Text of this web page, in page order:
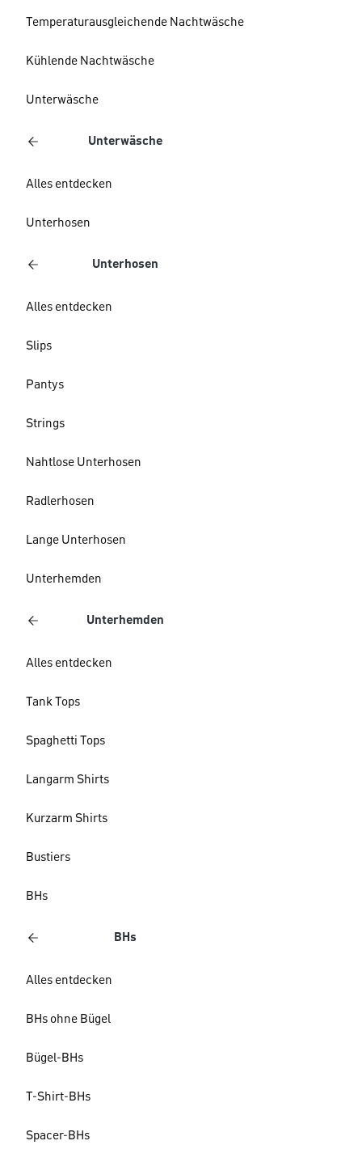
Temperaturausgleichende Nachtwäsche
Kühlende Nachtwäsche
Unterwäsche
Unterwäsche
Alles entdecken
Unterhosen
Unterhosen
Alles entdecken
Slips
Pantys
Strings
Nahtlose Unterhosen
Radlerhosen
Lange Unterhosen
Unterhemden
Unterhemden
Alles entdecken
Tank Tops
Spaghetti Tops
Langarm Shirts
Kurzarm Shirts
Bustiers
BHs
BHs
Alles entdecken
BHs ohne Bügel
Bügel-BHs
T-Shirt-BHs
Spacer-BHs